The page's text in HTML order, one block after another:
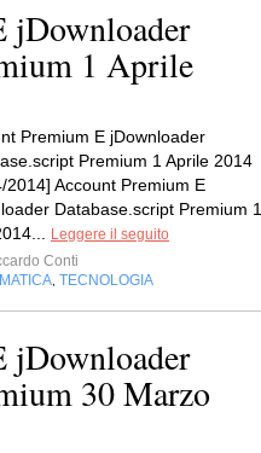
jDownloader
1 Aprile
Premium E jDownloader
Premium 1 Aprile 2014
2014] Account Premium E
Database.script Premium 1
Leggere il seguito
Conti
TECNOLOGIA
jDownloader
30 Marzo